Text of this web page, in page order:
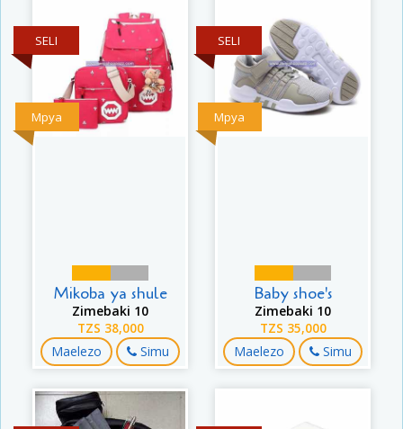
Mpya
SELI
Mikoba ya shule
Zimebaki 10
TZS 38,000
Maelezo Simu
Mpya
SELI
Baby shoe's
Zimebaki 10
TZS 35,000
Maelezo Simu